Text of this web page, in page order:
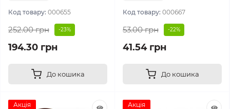
Код товару: 000655
252.00 грн -23%
194.30 грн
До кошика
Код товару: 000667
53.00 грн -22%
41.54 грн
До кошика
Акція Акція